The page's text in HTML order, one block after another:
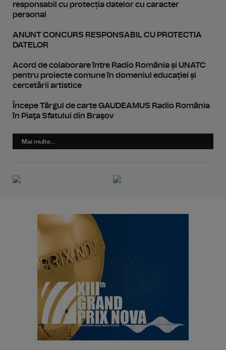
responsabil cu protecția datelor cu caracter
personal
ANUNT CONCURS RESPONSABIL CU PROTECTIA
DATELOR
Acord de colaborare între Radio România și UNATC
pentru proiecte comune în domeniul educației și
cercetării artistice
Începe Târgul de carte GAUDEAMUS Radio România
în Piaţa Sfatului din Braşov
Mai multe...